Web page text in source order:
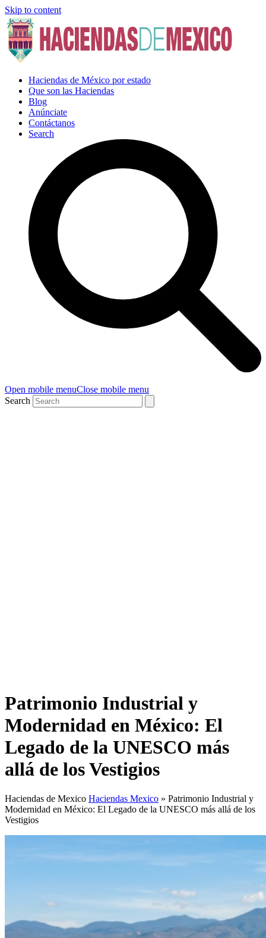
Skip to content
Haciendas de México por estado
Que son las Haciendas
Blog
Anúnciate
Contáctanos
Search
Open mobile menuClose mobile menu
Search
Patrimonio Industrial y
Modernidad en México: El
Legado de la UNESCO más
allá de los Vestigios
Haciendas de Mexico Haciendas Mexico » Patrimonio Industrial y
Modernidad en México: El Legado de la UNESCO más allá de los
Vestigios